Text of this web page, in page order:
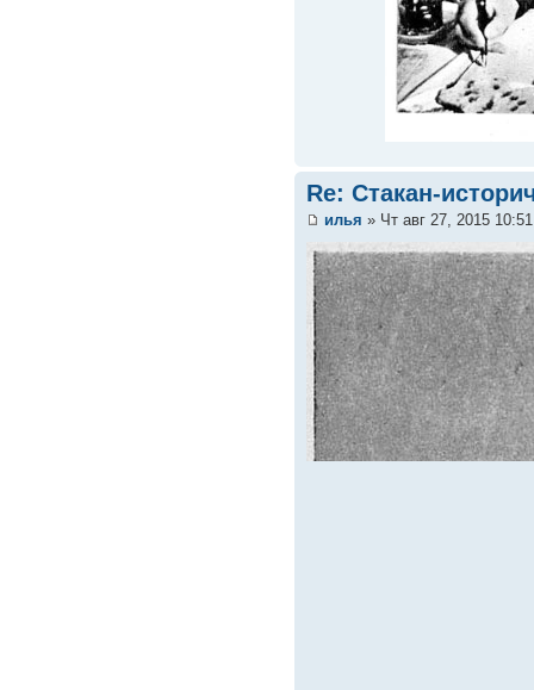
Re: Стакан-
илья » Чт авг 27, 2015